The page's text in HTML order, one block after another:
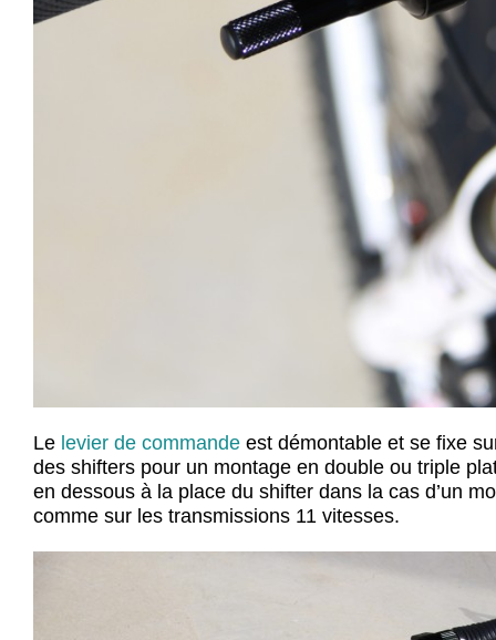
Le levier de commande est démontable et se fixe
des shifters pour un montage en double ou triple
en dessous à la place du shifter dans la cas d’un
comme sur les transmissions 11 vitesses.